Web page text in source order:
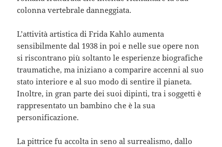
colonna vertebrale danneggiata.
L’attività artistica di Frida Kahlo aumenta
sensibilmente dal 1938 in poi e nelle sue opere non
si riscontrano più soltanto le esperienze biografiche
traumatiche, ma iniziano a comparire accenni al suo
stato interiore e al suo modo di sentire il pianeta.
Inoltre, in gran parte dei suoi dipinti, tra i soggetti è
rappresentato un bambino che è la sua
personificazione.
La pittrice fu accolta in seno al surrealismo, dallo